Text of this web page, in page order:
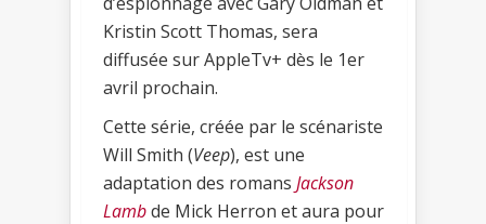
Kristin Scott Thomas, sera
diffusée sur AppleTv+ dès le 1er
avril prochain.
Cette série, créée par le scénariste
Will Smith (Veep), est une
adaptation des romans Jackson
Lambde Mick Herron et aura pour